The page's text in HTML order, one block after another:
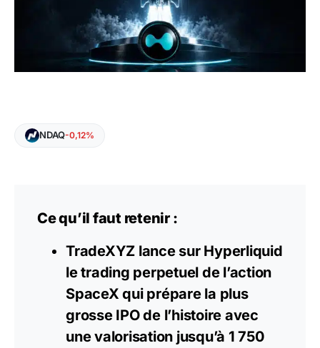
NDAQ-0,12%
Ce qu’il faut retenir :
TradeXYZ lance sur Hyperliquid
le trading perpetuel de l’action
SpaceX qui prépare la plus
grosse IPO de l’histoire avec
une valorisation jusqu’à 1 750